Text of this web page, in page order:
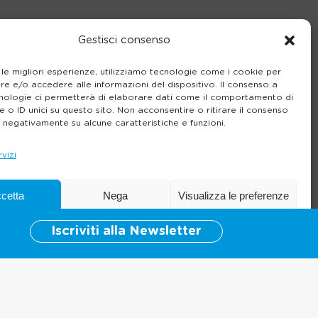
Gestisci consenso
le migliori esperienze, utilizziamo tecnologie come i cookie per
e/o accedere alle informazioni del dispositivo. Il consenso a
ci permetterà di elaborare dati come il comportamento di
o ID unici su questo sito. Non acconsentire o ritirare il consenso
negativamente su alcune caratteristiche e funzioni.
Nega Visualizza le preferenze
Cookie Policy Informativa sulla Privacy
pagina e, in casi gravi, la
il primo possibile.
Iscriviti alla Newsletter